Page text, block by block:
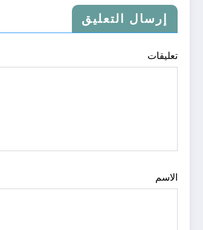
إرسال التعليق
تعليقات
الاسم